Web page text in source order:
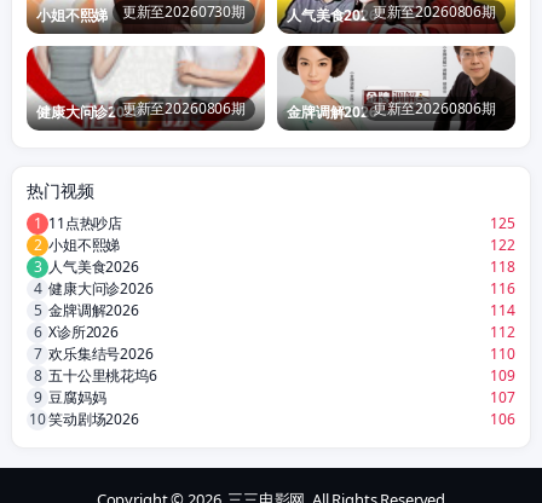
更新至20260730期
小姐不熙娣 更新至20260806期
人气美食2026
更新至20260806期
健康大问诊2026 更新至20260806期
金牌调解2026
热门视频
1 11点热吵店
125
2 小姐不熙娣
122
3 人气美食2026
118
4 健康大问诊2026
116
5 金牌调解2026
114
6 X诊所2026
112
7 欢乐集结号2026
110
8 五十公里桃花坞6
109
9 豆腐妈妈
107
10笑动剧场2026 106